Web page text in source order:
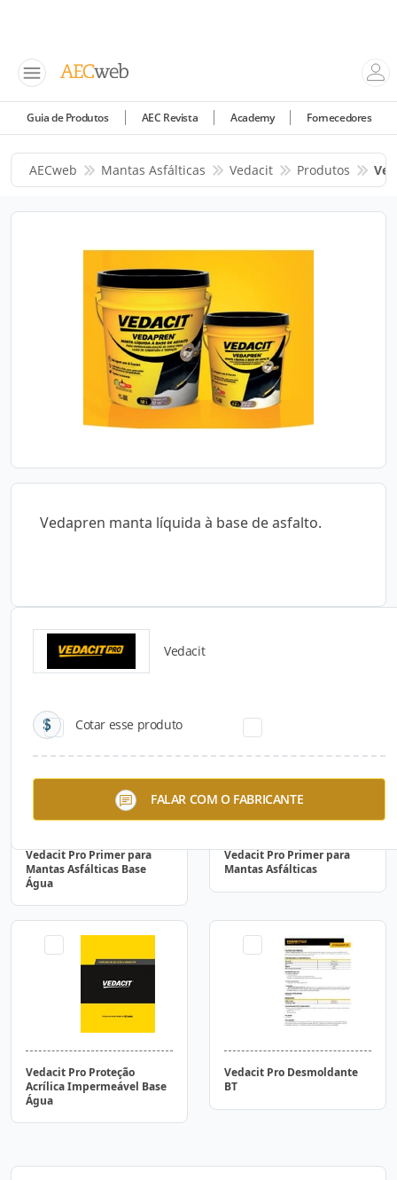
Guia de Produtos AEC Revista Academy Fornecedores
AECweb Mantas Asfálticas Vedacit Produtos
Vedapren manta líquida à base de asfalto.
Vedacit
Cotar esse produto
FALAR COM O FABRICANTE
Catálogos para Download
Vedacit Pro Primer para
Mantas Asfálticas Base
Água
Vedacit Pro Primer para
Mantas Asfálticas
Vedacit Pro Proteção
Acrílica Impermeável Base
Água
Vedacit Pro Desmoldante
BT